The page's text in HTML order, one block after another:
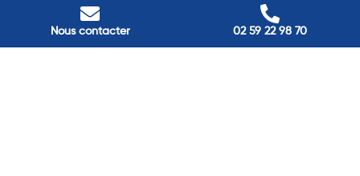
Nous contacter 02 59 22 98 70
45 avenue Winston Churchill, Louviers, France
Pont-Audemer